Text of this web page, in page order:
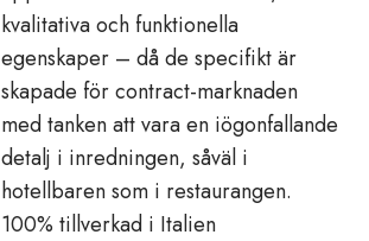
kvalitativa och funktionella
egenskaper – då de specifikt är
skapade för contract-marknaden
med tanken att vara en iögonfallande
detalj i inredningen, såväl i
hotellbaren som i restaurangen.
100% tillverkad i Italien